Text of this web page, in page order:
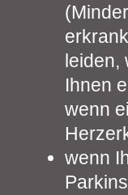
Ihnen
wenn
wenn